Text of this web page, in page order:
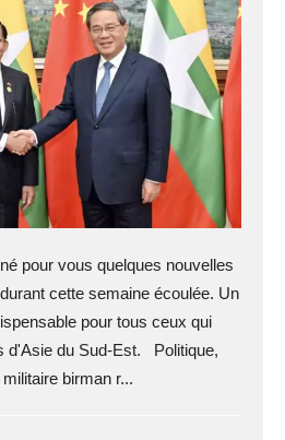
pour vous quelques nouvelles
cette semaine écoulée. Un
pour tous ceux qui
d'Asie du Sud-Est. Politique,
birman r...